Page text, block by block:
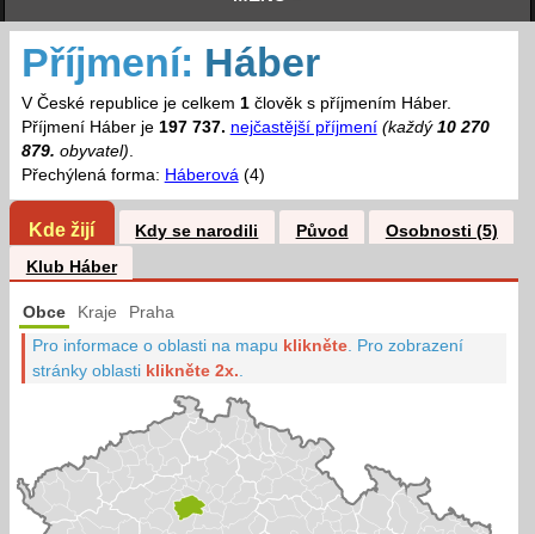
Příjmení: Háber
V České republice je celkem 1člověk s příjmením Háber.
Příjmení Háber je 197 737. nejčastější příjmení (každý 10 270
879. obyvatel).
Přechýlená forma: Háberová(4)
Kde žijí Kdy se narodili Původ
Osobnosti (5)
Klub Háber
Obce Kraje Praha
Pro informace o oblasti na mapu klikněte Pro zobrazení
stránky oblasti klikněte 2x.